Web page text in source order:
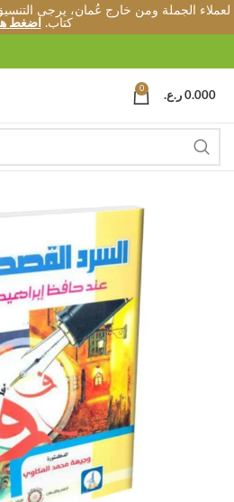
لعملاء الجملة ومن خارج عُمان، يرجى
كتاب.
اضغط
0
0.000 ر.ع.